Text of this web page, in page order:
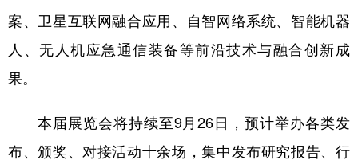
案、卫星互联网融合应用、自智网络系统、智能机器
人、无人机应急通信装备等前沿技术与融合创新成
果。
本届展览会将持续至9月26日，预计举办各类发
布、颁奖、对接活动十余场，集中发布研究报告、行